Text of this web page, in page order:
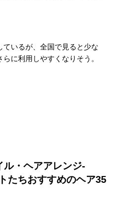
いるが、全国で見ると少な
に利用しやすくなりそう。
ル・ヘアアレンジ-
たちおすすめのヘア35